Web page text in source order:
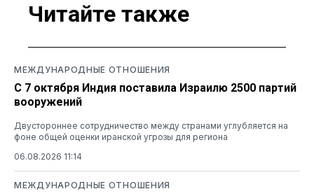
Читайте также
МЕЖДУНАРОДНЫЕ ОТНОШЕНИЯ
С 7 октября Индия поставила Израилю 2500 партий
вооружений
Двустороннее сотрудничество между странами углубляется на
фоне общей оценки иранской угрозы для региона
06.08.2026 11:14
МЕЖДУНАРОДНЫЕ ОТНОШЕНИЯ